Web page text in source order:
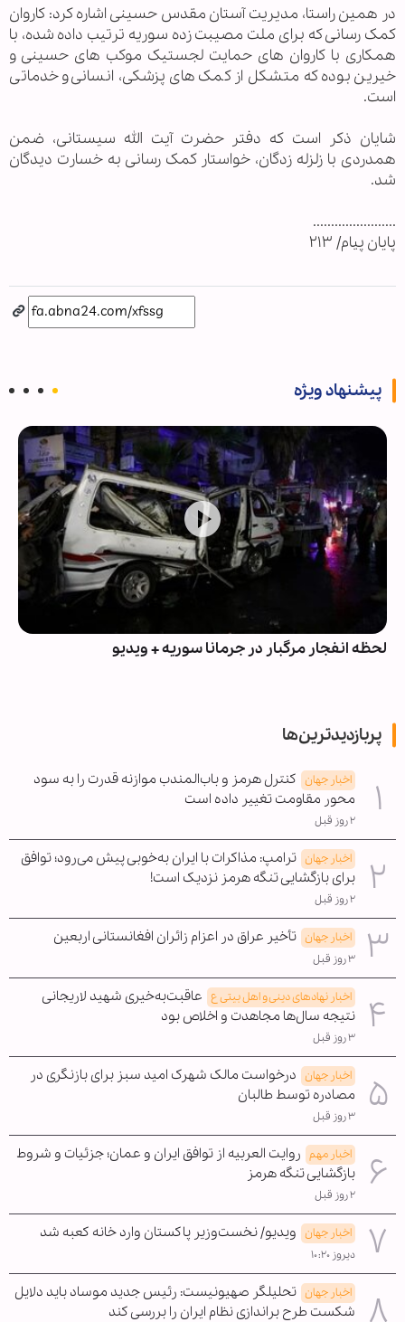
در همین راستا، مدیریت آستان مقدس حسینی اشاره کرد: کاروان
کمک رسانی که برای ملت مصیبت زده سوریه ترتیب داده شده، با
همکاری با کاروان های حمایت لجستیک موکب های حسینی و
خیرین بوده که متشکل از کمک های پزشکی، انسانی و خدماتی
است.
شایان ذکر است که دفتر حضرت آیت الله سیستانی، ضمن
همدردی با زلزله زدگان، خواستار کمک رسانی به خسارت دیدگان
شد.
.......................
پايان پيام/ ۲۱۳
پیشنهاد ویژه
لحظه انفجار مرگبار در جرمانا سوریه + ویدیو
پربازدیدترین‌ها
اخبار جهان کنترل هرمز و باب‌المندب موازنه قدرت را به سود
محور مقاومت تغییر داده است
۲ روز قبل
اخبار جهان ترامپ: مذاکرات با ایران به‌خوبی پیش می‌رود؛ توافق
برای بازگشایی تنگه هرمز نزدیک است!
۲ روز قبل
اخبار جهان تأخیر عراق در اعزام زائران افغانستانی اربعین
۳ روز قبل
اخبار نهادهای دینی و اهل بیتی ع عاقبت‌به‌خیری شهید لاریجانی
نتیجه سال‌ها مجاهدت و اخلاص بود
۳ روز قبل
اخبار جهان درخواست مالک شهرک امید سبز برای بازنگری در
مصادره توسط طالبان
۳ روز قبل
اخبار مهم روایت العربیه از توافق ایران و عمان؛ جزئیات و شروط
بازگشایی تنگه هرمز
۲ روز قبل
اخبار جهان ویدیو/ نخست‌وزیر پاکستان وارد خانه کعبه شد
دیروز ۱۰:۲۰
اخبار جهان تحلیلگر صهیونیست: رئیس جدید موساد باید دلایل
شکست طرح براندازی نظام ایران را بررسی کند